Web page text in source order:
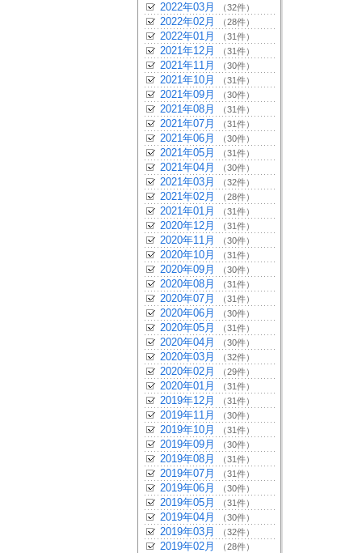
2022年03月 （32件）
2022年02月 （28件）
2022年01月 （31件）
2021年12月 （31件）
2021年11月 （30件）
2021年10月 （31件）
2021年09月 （30件）
2021年08月 （31件）
2021年07月 （31件）
2021年06月 （30件）
2021年05月 （31件）
2021年04月 （30件）
2021年03月 （32件）
2021年02月 （28件）
2021年01月 （31件）
2020年12月 （31件）
2020年11月 （30件）
2020年10月 （31件）
2020年09月 （30件）
2020年08月 （31件）
2020年07月 （31件）
2020年06月 （30件）
2020年05月 （31件）
2020年04月 （30件）
2020年03月 （32件）
2020年02月 （29件）
2020年01月 （31件）
2019年12月 （31件）
2019年11月 （30件）
2019年10月 （31件）
2019年09月 （30件）
2019年08月 （31件）
2019年07月 （31件）
2019年06月 （30件）
2019年05月 （31件）
2019年04月 （30件）
2019年03月 （32件）
2019年02月 （28件）